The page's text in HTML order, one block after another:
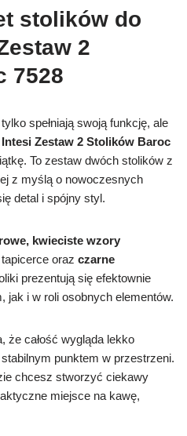
stolików do
2
7528
spełniają swoją funkcję, ale
Intesi Zestaw 2 Stolików Baroc
To zestaw dwóch stolików z
z myślą o nowoczesnych
detal i spójny styl.
kwieciste wzory
oraz czarne
prezentują się efektownie
jak i w roli osobnych elementów.
że całość wygląda lekko
punktem w przestrzeni.
chcesz stworzyć ciekawy
miejsce na kawę,